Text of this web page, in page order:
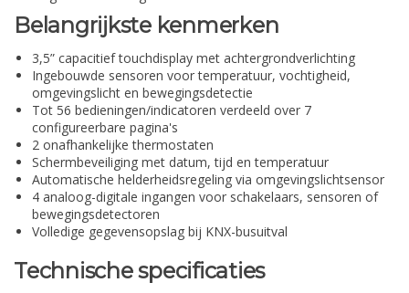
Belangrijkste kenmerken
3,5” capacitief touchdisplay met achtergrondverlichting
Ingebouwde sensoren voor temperatuur, vochtigheid,
omgevingslicht en bewegingsdetectie
Tot 56 bedieningen/indicatoren verdeeld over 7
configureerbare pagina's
2 onafhankelijke thermostaten
Schermbeveiliging met datum, tijd en temperatuur
Automatische helderheidsregeling via omgevingslichtsensor
4 analoog-digitale ingangen voor schakelaars, sensoren of
bewegingsdetectoren
Volledige gegevensopslag bij KNX-busuitval
Technische specificaties